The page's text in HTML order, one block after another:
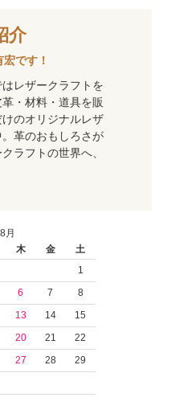
介
です！
レザークラフトを
・材料・道具を販
のオリジナルレザ
革のおもしろさが
ラフトの世界へ、
月
木 金
土
1
6 7
8
13 14
15
20 21
22
27 28
29